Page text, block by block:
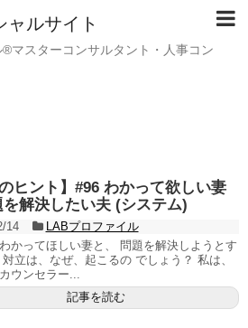
ルサイト
マスターコンサルタント・人事コン
のヒント】#96 わかって欲しい妻
解決したい夫 (システム)
14
LABプロファイル
かってほしい妻と、 問題を解決しようとす
立は、なぜ、起こるの でしょう？ 私は、
ウンセラー...
記事を読む